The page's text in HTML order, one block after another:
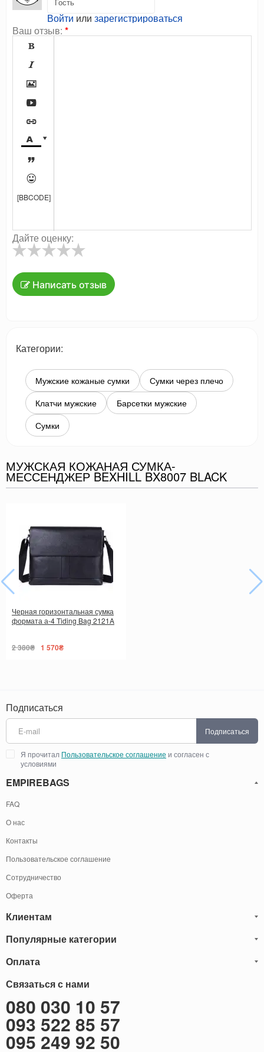
Войти или зарегистрироваться
Ваш отзыв: *









[BBCODE]
Дайте оценку:
Написать отзыв
Категории:
Мужские кожаные сумки
Сумки через плечо
Клатчи мужские
Барсетки мужские
Сумки
МУЖСКАЯ КОЖАНАЯ СУМКА-
МЕССЕНДЖЕР BEXHILL BX8007 BLACK
Черная горизонтальная сумка
формата а-4 Tiding Bag 2121A
2 380₴ 1 570₴
Подписаться
Подписаться
Я прочитал Пользовательское соглашение и согласен с
условиями
EMPIREBAGS
FAQ
О нас
Контакты
Пользовательское соглашение
Сотрудничество
Оферта
Клиентам
Блог
Обмен и Возврат
Карта сайта
Бонусы
Доставка за границу
Популярные категории
Мужские кожаные сумки
Саквояжи
Мужские кожаные кошельки
Мужские клатчи
Оплата
Оплату товаров можно
осуществить
Наличными
Наложенный платёж (Оплата при получение)
Через терминал (Только самовывоз)
Оплата на расчетный счет ФОП 2-ая группа (без НДС)
Связаться с нами
080 030 10 57
093 522 85 57
095 249 92 50